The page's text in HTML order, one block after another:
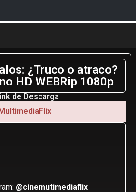
¿Truco o atraco?
HD WEBRip 1080p
de Descarga
@cinemutimediaflix